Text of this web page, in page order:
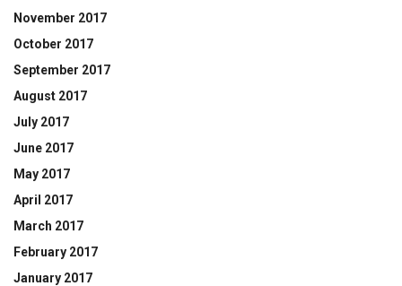
November 2017
October 2017
September 2017
August 2017
July 2017
June 2017
May 2017
April 2017
March 2017
February 2017
January 2017